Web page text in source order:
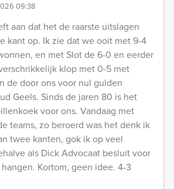
09:38
aan dat het de raarste uitslagen
kant op. Ik zie dat we ooit met 9-4
en met Slot de 6-0 en eerder
klop met 0-5 met
de door ons voor nul gulden
Geels. Sinds de jaren 80 is het
voor ons. Vandaag met
teams, zo beroerd was het denk ik
twee kanten, gok ik op veel
als Dick Advocaat besluit voor
Kortom, geen idee. 4-3